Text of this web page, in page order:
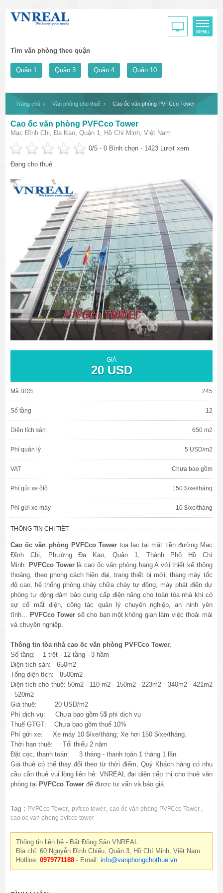
Tìm văn phòng theo quận
Quận 1 Quận 3 Quận 4 Quận 10
Trang chủ Văn phòng cho thuê Cao ốc văn phòng PVFCco Tower
Cao ốc văn phòng PVFCco Tower
Mạc Đĩnh Chi, Đa Kao, Quận 1, Hồ Chí Minh, Việt Nam
0/5 -0 Bình chọn - 1423 Lượt xem
Đang cho thuê
GIÁ
20 USD
Mã BĐS 245
Số tầng 12
Diện tích sàn 650 m2
Phí quản lý 5 USD/m2
VAT Chưa bao gồm
Phí gửi xe ôtô 150 $/xe/tháng
Phí gửi xe máy 10 $/xe/tháng
THÔNG TIN CHI TIẾT
Cao ốc văn phòng PVFCco Towertọa lạc tại mặt tiền đường Mạc
Đĩnh Chi, Phường Đa Kao, Quận 1, Thành Phố Hồ Chí
Minh. PVFCco Towerlà cao ốc văn phòng hạng A với thiết kế thông
thoáng, theo phong cách hiện đại, trang thiết bị mới, thang máy tốc
độ cao, hệ thống phòng cháy chữa cháy tự động, máy phát điện dự
phòng tự động đảm bảo cung cấp điện năng cho toàn tòa nhà khi có
sự cố mất điện, công tác quản lý chuyên nghiệp, an ninh yên
tĩnh... PVFCco Tower sẽ cho bạn một không gian làm việc thoải mái
và chuyên nghiệp.
Thông tin tòa nhà cao ốc văn phòng PVFCco Tower.
Số tầng: 1 trệt - 12 tầng - 3 hầm
Diện tích sàn: 650m2
Tổng diện tích: 8500m2
Diện tích cho thuê: 50m2 - 110-m2 - 150m2 - 223m2 - 340m2 - 421m2
- 520m2
Giá thuê: 20 USD/m2
Phí dịch vụ: Chưa bao gồm 5$ phí dịch vụ
Thuế GTGT: Chưa bao gồm thuế 10%
Phí gửi xe: Xe máy 10 $/xe/tháng; Xe hơi 150 $/xe/tháng.
Thời hạn thuê: Tối thiểu 2 năm
Đặt cọc, thanh toán: 3 tháng - thanh toán 1 tháng 1 lần.
Giá thuê có thể thay đổi theo từ thời điểm, Quý Khách hàng có nhu
cầu cần thuê vui lòng liên hệ: VNREAL đại diện tiếp thị cho thuê văn
phòng tại PVFCco Tower để được tư vấn và báo giá.
Tag : PVFCco Tower, pvfcco tower,cao ốc văn phòng PVFCco Tower ,
cao oc van phong pvfcco tower
Thông tin liên hệ - Bất Động Sản VNREAL
Địa chỉ: 60 Nguyễn Đình Chiểu, Quận 3, Hồ Chí Minh, Việt Nam
Hotline:0979771188 - Email:info@vanphongchothue.vn
văn phòng cho thuê quận 3
văn phòng quận 1
văn phòng quận 3
cao ốc văn phòng quận 1
cao ốc văn phòng quận 3